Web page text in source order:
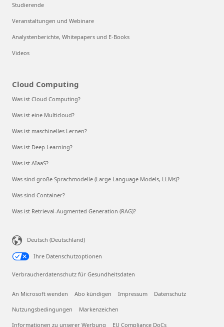
Studierende
Veranstaltungen und Webinare
Analystenberichte, Whitepapers und E-Books
Videos
Cloud Computing
Was ist Cloud Computing?
Was ist eine Multicloud?
Was ist maschinelles Lernen?
Was ist Deep Learning?
Was ist AIaaS?
Was sind große Sprachmodelle (Large Language Models, LLMs)?
Was sind Container?
Was ist Retrieval-Augmented Generation (RAG)?
Deutsch (Deutschland)
Ihre Datenschutzoptionen
Verbraucherdatenschutz für Gesundheitsdaten
An Microsoft wenden Abo kündigen Impressum Datenschutz
Nutzungsbedingungen Markenzeichen
Informationen zu unserer Werbung EU Compliance DoCs